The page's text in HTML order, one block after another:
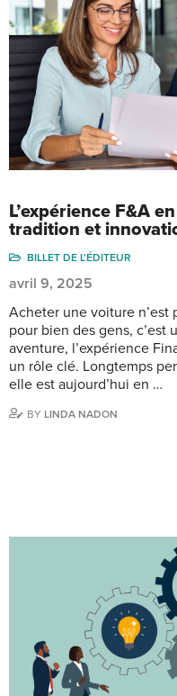
L’expérience F&A
tradition et
BILLET DE L'ÉDITEUR
avril 9, 2025
Acheter une voiture n’est
pour bien des gens,
aventure, l’expérience
un rôle clé. Longtemps
elle est aujourd’hui en …
BY LINDA NADON